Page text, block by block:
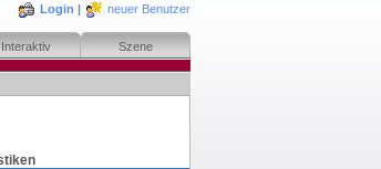
Login | neuer Benutzer
Interaktiv Szene